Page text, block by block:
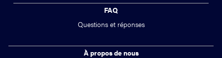
FAQ
Questions et réponses
À propos de nous